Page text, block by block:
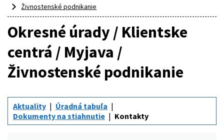
Živnostenské podnikanie
Okresné úrady / Klientske
centrá / Myjava /
Živnostenské podnikanie
Aktuality
Úradná tabuľa
Dokumenty na stiahnutie
Kontakty